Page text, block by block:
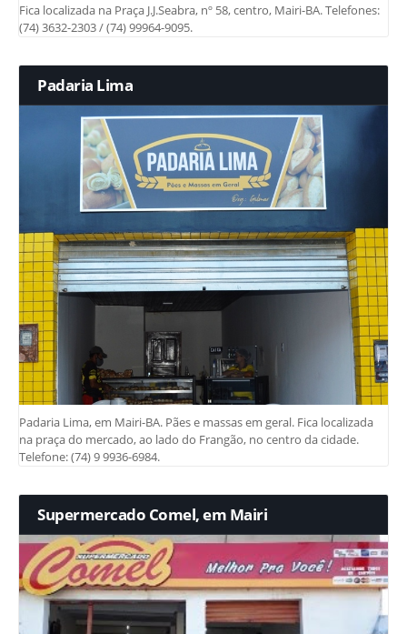
Fica localizada na Praça J.J.Seabra, nº 58, centro, Mairi-BA. Telefones:
(74) 3632-2303 / (74) 99964-9095.
Padaria Lima
Padaria Lima, em Mairi-BA. Pães e massas em geral. Fica localizada
na praça do mercado, ao lado do Frangão, no centro da cidade.
Telefone: (74) 9 9936-6984.
Supermercado Comel, em Mairi